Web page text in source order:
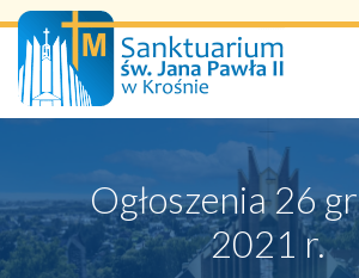
Przejdź
do
treści
Ogłoszenia 26
2021 r.